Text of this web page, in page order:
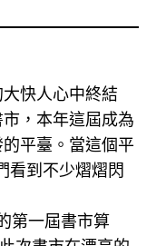
快人心中終結
市，本年這屆成為
平臺。當這個平
看到不少熠熠閃
第一屆書市算